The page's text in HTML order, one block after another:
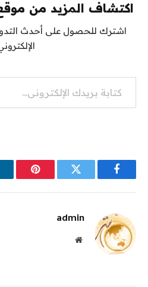
اكتشاف المزيد من
اشترك للحصول على أحدث
كتابة بريدك الإلكتروني...
فيسبوك تويتر
admin
موقع